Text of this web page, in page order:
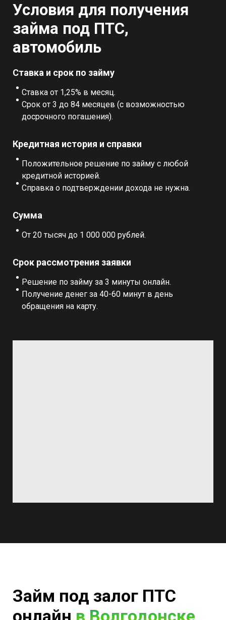
Условия для получения
займа под ПТС,
автомобиль
Ставка и срок по займу
Ставка от 1,25% в месяц.
Срок от 3 до 84 месяцев (с возможностью
досрочного погашения).
Кредитная история и справки
Положительное решение по займу с любой
кредитной историей.
Справка о подтверждении дохода не нужна.
Сумма
От 20 тысяч до 1 000 000 рублей.
Срок рассмотрения заявки
Решение по займу за 3 минуты онлайн.
Получение денег за 40-60 минут в день
обращения на карту.
Займ под залог ПТС
онлайн в Волгодонске